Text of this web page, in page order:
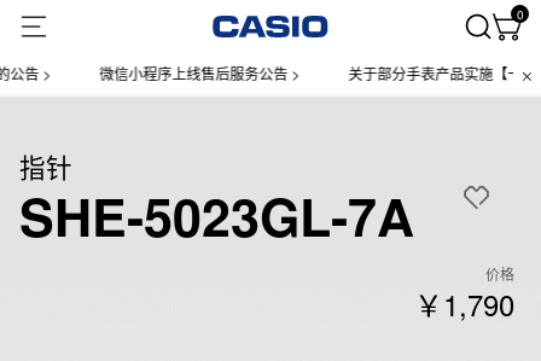
0
> 微信小程序上线售后服务公告 > 关于部分手表产品实施【一物一
指针
SHE-5023GL-7A
价格
￥1,790